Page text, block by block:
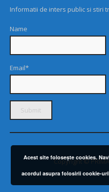
Informatii de inters public si stiri
Name
Email*
Copyright ©
Acest site foloseşte cookies.
acordul asupra folosirii cookie-